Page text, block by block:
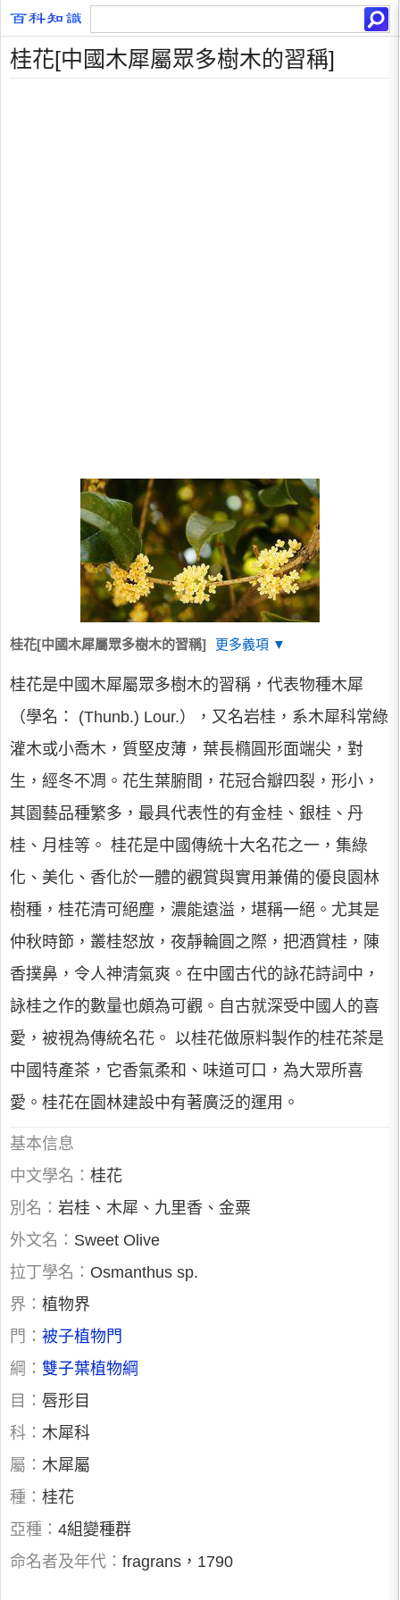
桂花[中國木犀屬眾多樹木的習稱]
桂花[中國木犀屬眾多樹木的習稱] 更多義項 ▼
桂花是中國木犀屬眾多樹木的習稱，代表物種木犀
（學名： (Thunb.) Lour.），又名岩桂，系木犀科常綠
灌木或小喬木，質堅皮薄，葉長橢圓形面端尖，對
生，經冬不凋。花生葉腑間，花冠合瓣四裂，形小，
其園藝品種繁多，最具代表性的有金桂、銀桂、丹
桂、月桂等。 桂花是中國傳統十大名花之一，集綠
化、美化、香化於一體的觀賞與實用兼備的優良園林
樹種，桂花清可絕塵，濃能遠溢，堪稱一絕。尤其是
仲秋時節，叢桂怒放，夜靜輪圓之際，把酒賞桂，陳
香撲鼻，令人神清氣爽。在中國古代的詠花詩詞中，
詠桂之作的數量也頗為可觀。自古就深受中國人的喜
愛，被視為傳統名花。 以桂花做原料製作的桂花茶是
中國特產茶，它香氣柔和、味道可口，為大眾所喜
愛。桂花在園林建設中有著廣泛的運用。
基本信息
中文學名： 桂花
別名： 岩桂、木犀、九里香、金粟
外文名： Sweet Olive
拉丁學名： Osmanthus sp.
界： 植物界
門： 被子植物門
綱： 雙子葉植物綱
目： 唇形目
科： 木犀科
屬： 木犀屬
種： 桂花
亞種： 4組變種群
命名者及年代： fragrans，1790